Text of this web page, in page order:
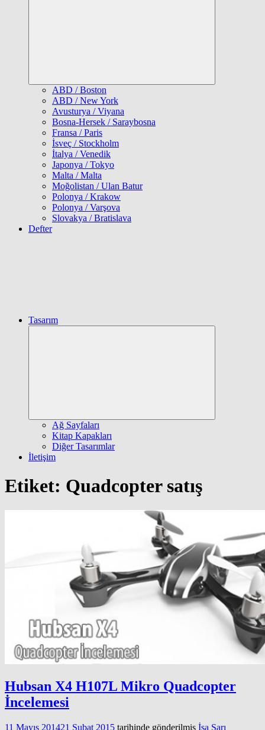
ABD / Boston
ABD / New York
Avusturya / Viyana
Bosna-Hersek / Saraybosna
Fransa / Paris
İsveç / Stockholm
İtalya / Venedik
Japonya / Tokyo
Malta / Malta
Moğolistan / Ulan Batur
Polonya / Krakow
Polonya / Varşova
Slovakya / Bratislava
Defter
Tasarım
Ağ Sayfaları
Kitap Kapakları
Diğer Tasarımlar
İletişim
Etiket: Quadcopter satış
Hubsan X4 H107L Mikro Quadcopter
İncelemesi
11 Mayıs 201421 Şubat 2015 tarihinde gönderilmiş İsa Sarı